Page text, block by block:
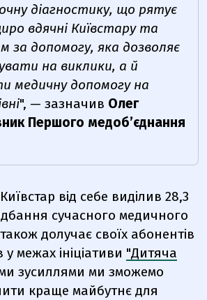
діагностику, що рятує
вдячні Київстару та
за допомогу, яка дозволяє
на виклики, а й
медичну допомогу на
", — зазначив Олег
Першого медоб’єднання
від себе виділив 28,3
сучасного медичного
долучає своїх абонентів
межах ініціативи "Дитяча
зусиллями ми зможемо
краще майбутнє для